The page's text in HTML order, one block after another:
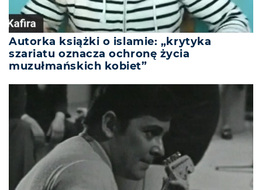
Autorka książki o islamie: „krytyka
szariatu oznacza ochronę życia
muzułmańskich kobiet”